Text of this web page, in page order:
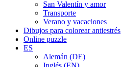
San Valentín y amor
Transporte
Verano y vacaciones
Dibujos para colorear antiestrés
Online puzzle
ES
Alemán (DE)
Inglés (EN)